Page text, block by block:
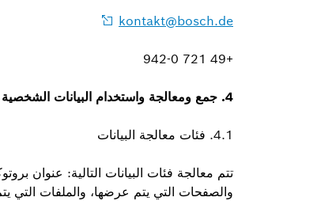
kontakt@bosch.de
+49 721 942-0
4. جمع ومعالجة واستخدام البيانات الشخصية
4.1. فئات معالجة البيانات
تتم معالجة فئات البيانات التالية: عنوان
والصفحات التي يتم عرضها، والملفات التي يتم